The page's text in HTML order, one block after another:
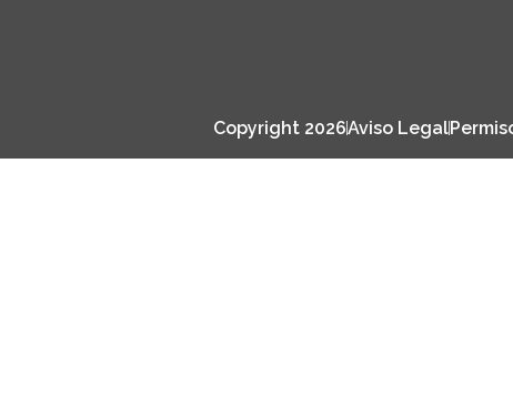
Copyright 2026Aviso Legal